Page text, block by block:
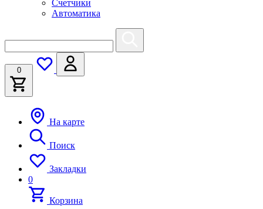
Счетчики
Автоматика
0
На карте
Поиск
Закладки
0
Корзина